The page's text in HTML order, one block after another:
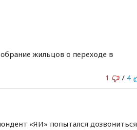
жильцов о переходе в
1
/ 4
«ЯИ» попытался дозвониться